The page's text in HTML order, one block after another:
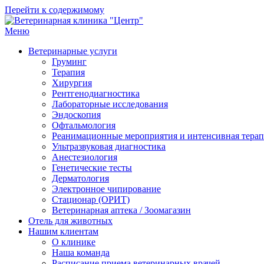
Перейти к содержимому
Меню
Ветеринарные услуги
Груминг
Терапия
Хирургия
Рентгенодиагностика
Лабораторные исследования
Эндоскопия
Офтальмология
Реанимационные мероприятия и интенсивная
Ультразвуковая диагностика
Анестезиология
Генетические тесты
Дерматология
Электронное чипирование
Стационар (ОРИТ)
Ветеринарная аптека / Зоомагазин
Отель для животных
Нашим клиентам
О клинике
Наша команда